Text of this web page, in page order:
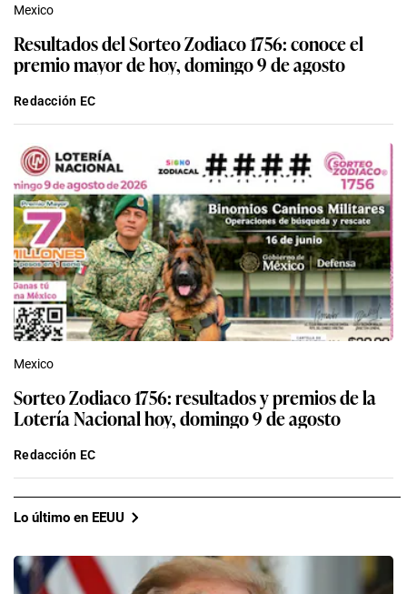
Mexico
Resultados del Sorteo Zodiaco 1756: conoce el
premio mayor de hoy, domingo 9 de agosto
Redacción EC
Mexico
Sorteo Zodiaco 1756: resultados y premios de la
Lotería Nacional hoy, domingo 9 de agosto
Redacción EC
Lo último en EEUU